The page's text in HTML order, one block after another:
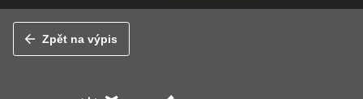
Zpět na výpis